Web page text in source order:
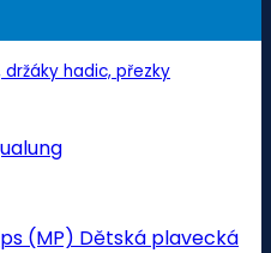
držáky hadic, přezky
(MP) Dětská plavecká